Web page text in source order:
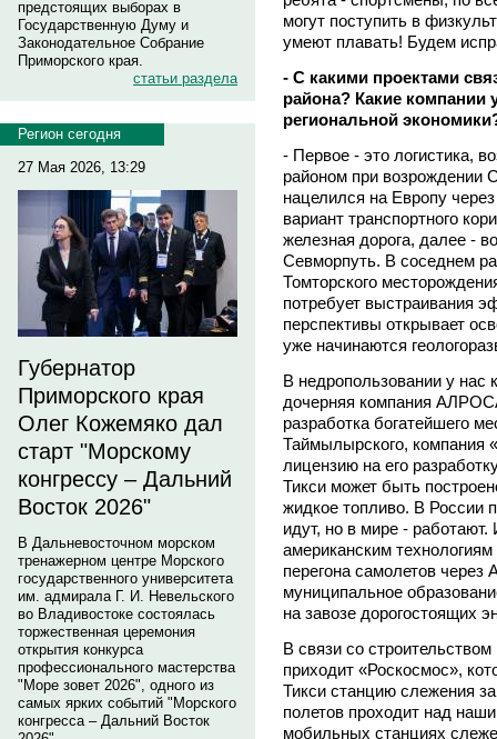
предстоящих выборах в
Государственную Думу и
Законодательное Собрание
Приморского края.
статьи раздела
Регион сегодня
27 Мая 2026, 13:29
Губернатор
Приморского края
Олег Кожемяко дал
старт "Морскому
конгрессу – Дальний
Восток 2026"
В Дальневосточном морском
тренажерном центре Морского
государственного университета
им. адмирала Г. И. Невельского
во Владивостоке состоялась
торжественная церемония
открытия конкурса
профессионального мастерства
"Море зовет 2026", одного из
самых ярких событий "Морского
конгресса – Дальний Восток
могут поступить в
умеют плавать! Будем
- С какими проектами
района? Какие компании
региональной
- Первое - это логистика,
районом при возрождении
нацелился на Европу
вариант транспортного
железная дорога, далее -
Севморпуть. В соседнем
Томторского
потребует выстраивания
перспективы открывает
уже начинаются
В недропользовании у нас
дочерняя компания
разработка богатейшего
Таймылырского, компания
лицензию на его
Тикси может быть
жидкое топливо. В России
идут, но в мире -
американским
перегона самолетов через
муниципальное
на завозе дорогостоящих
В связи со
приходит «Роскосмос»,
Тикси станцию слежения
полетов проходит над
мобильных станциях